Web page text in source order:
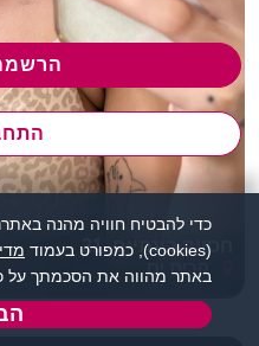
חסויה בינתיים, 21
קרית ים
כדי להבטיח חוויה מהנה
(cookies), כמפורט בעמוד
באתר מהווה את הסכמתך על